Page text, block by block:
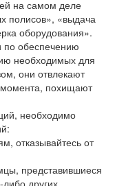
на самом деле
полисов», «выдача
оборудования».
по обеспечению
необходимых для
они отвлекают
момента, похищают
необходимо
отказывайтесь от
представившиеся
других